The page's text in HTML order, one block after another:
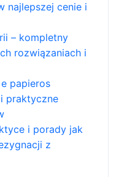
najlepszej cenie i
– kompletny
rozwiązaniach i
papieros
praktyczne
i porady jak
z